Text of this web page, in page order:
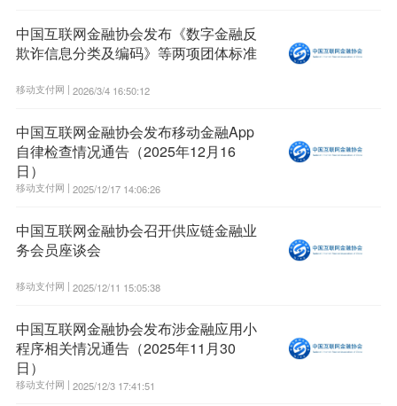
中国互联网金融协会发布《数字金融反
欺诈信息分类及编码》等两项团体标准
移动支付网 | 2026/3/4 16:50:12
中国互联网金融协会发布移动金融App
自律检查情况通告（2025年12月16
日）
移动支付网 | 2025/12/17 14:06:26
中国互联网金融协会召开供应链金融业
务会员座谈会
移动支付网 | 2025/12/11 15:05:38
中国互联网金融协会发布涉金融应用小
程序相关情况通告（2025年11月30
日）
移动支付网 | 2025/12/3 17:41:51